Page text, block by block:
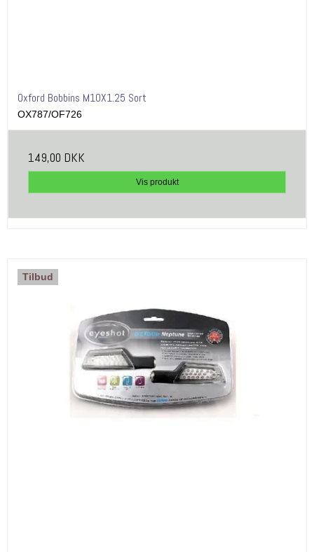
Oxford Bobbins M10X1.25 Sort
OX787/OF726
149,00 DKK
Vis produkt
Tilbud